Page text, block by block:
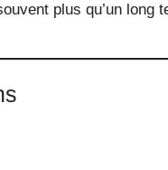
plus qu’un long